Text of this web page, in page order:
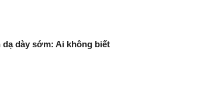
dày sớm: Ai không biết